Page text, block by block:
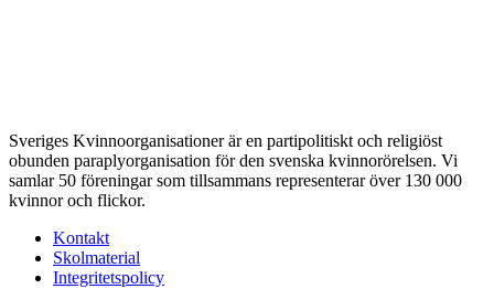
Sveriges Kvinnoorganisationer är en partipolitiskt och religiöst
obunden paraplyorganisation för den svenska kvinnorörelsen. Vi
samlar 50 föreningar som tillsammans representerar över 130 000
kvinnor och flickor.
Kontakt
Skolmaterial
Integritetspolicy